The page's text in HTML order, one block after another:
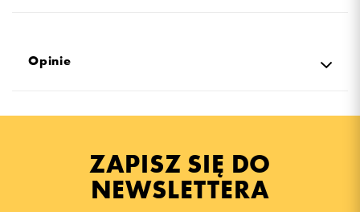
Opinie
5.0
zebranych i zweryfikowanych przez
ZAPISZ SIĘ DO
NEWSLETTERA